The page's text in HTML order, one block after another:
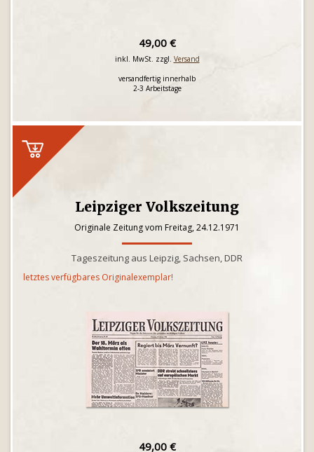
49,00 €
inkl. MwSt. zzgl. Versand
versandfertig innerhalb
2-3 Arbeitstage
Leipziger Volkszeitung
Originale Zeitung vom Freitag, 24.12.1971
Tageszeitung aus Leipzig, Sachsen, DDR
letztes verfügbares Originalexemplar!
49,00 €